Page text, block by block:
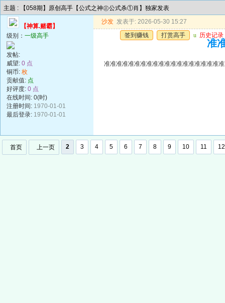
主题 : 【058期】原创高手【公式之神㊣公式杀①肖】独家发表
【神算.赌霸】
级别： 一级高手
发帖:
威望: 0 点
铜币: 枚
贡献值: 点
好评度: 0 点
在线时间: 0(时)
注册时间: 1970-01-01
最后登录: 1970-01-01
沙发 发表于: 2026-05-30 15:27
签到赚钱
打赏高手 u 历史记录
准
准准准准准准准准准准准准准准准准准准准
首页 上一页 2 3 4 5 6 7 8 9 10 11 12